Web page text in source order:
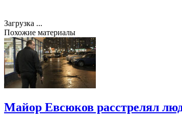
Загрузка ...
Похожие материалы
Майор Евсюков расстрелял